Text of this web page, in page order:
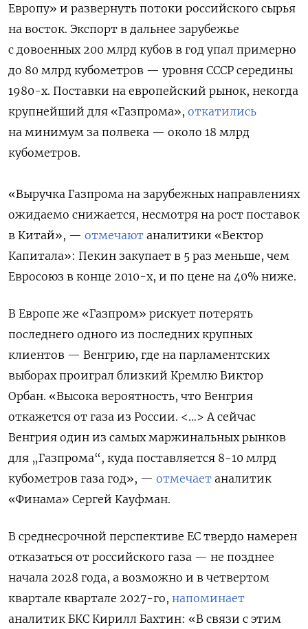
Европу» и развернуть потоки российского сырья
на восток. Экспорт в дальнее зарубежье
с довоенных 200 млрд кубов в год упал примерно
до 80 млрд кубометров — уровня СССР середины
1980-х. Поставки на европейский рынок, некогда
крупнейший для «Газпрома», откатились
на минимум за полвека — около 18 млрд
кубометров.
«Выручка Газпрома на зарубежных направлениях
ожидаемо снижается, несмотря на рост поставок
в Китай», — отмечают аналитики «Вектор
Капитала»: Пекин закупает в 5 раз меньше, чем
Евросоюз в конце 2010-х, и по цене на 40% ниже.
В Европе же «Газпром» рискует потерять
последнего одного из последних крупных
клиентов — Венгрию, где на парламентских
выборах проиграл близкий Кремлю Виктор
Орбан. «Высока вероятность, что Венгрия
откажется от газа из России. <…> А сейчас
Венгрия один из самых маржинальных рынков
для „Газпрома“, куда поставляется 8-10 млрд
кубометров газа год», — отмечает аналитик
«Финама» Сергей Кауфман.
В среднесрочной перспективе ЕС твердо намерен
отказаться от российского газа — не позднее
начала 2028 года, а возможно и в четвертом
квартале квартале 2027-го, напоминает
аналитик БКС Кирилл Бахтин: «В связи с этим